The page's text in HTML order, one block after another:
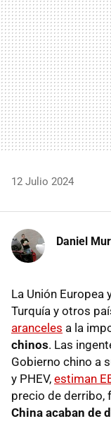
12 Julio 2024
Daniel
La Unión Europea
Turquía y otros
aranceles a la
chinos. Las
Gobierno chino a
y PHEV, estiman
precio de derribo,
China acaban de